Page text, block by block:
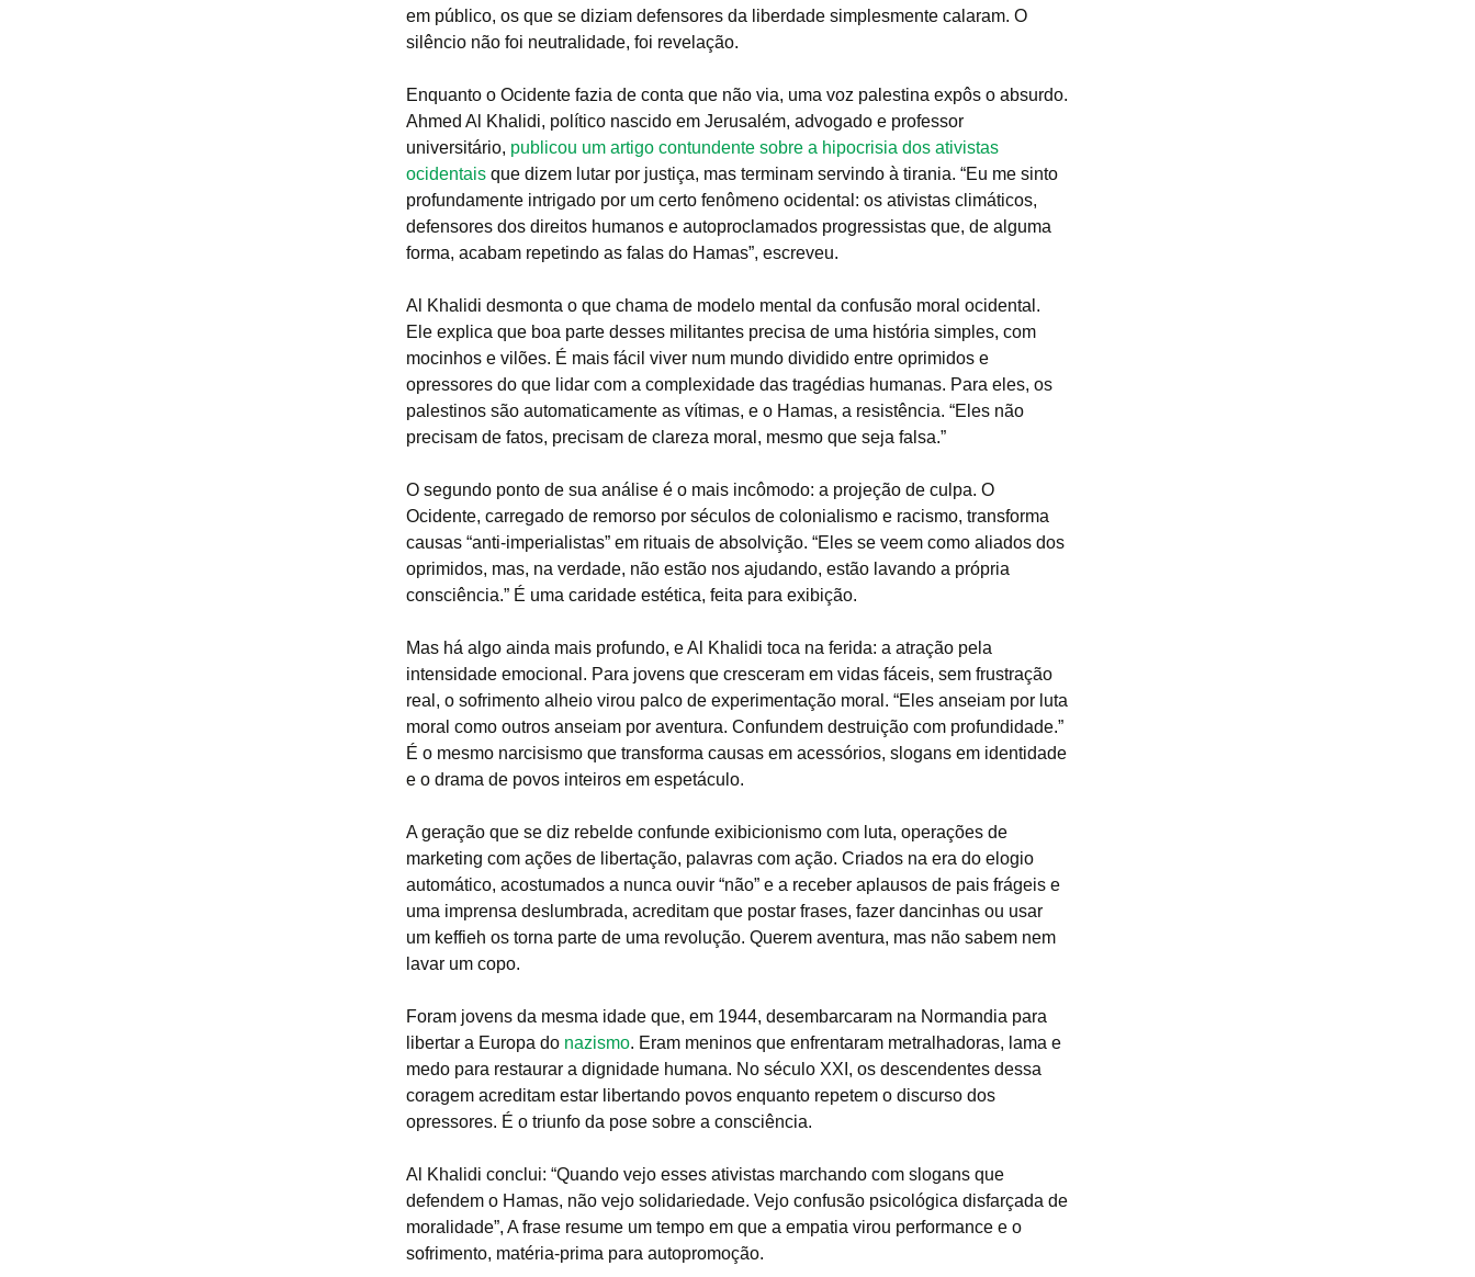
em público, os que se diziam defensores da liberdade simplesmente calaram. O
silêncio não foi neutralidade, foi revelação.
Enquanto o Ocidente fazia de conta que não via, uma voz palestina expôs o absurdo.
Ahmed Al Khalidi, político nascido em Jerusalém, advogado e professor
universitário, publicou um artigo contundente sobre a hipocrisia dos ativistas
ocidentais que dizem lutar por justiça, mas terminam servindo à tirania. “Eu me sinto
profundamente intrigado por um certo fenômeno ocidental: os ativistas climáticos,
defensores dos direitos humanos e autoproclamados progressistas que, de alguma
forma, acabam repetindo as falas do Hamas”, escreveu.
Al Khalidi desmonta o que chama de modelo mental da confusão moral ocidental.
Ele explica que boa parte desses militantes precisa de uma história simples, com
mocinhos e vilões. É mais fácil viver num mundo dividido entre oprimidos e
opressores do que lidar com a complexidade das tragédias humanas. Para eles, os
palestinos são automaticamente as vítimas, e o Hamas, a resistência. “Eles não
precisam de fatos, precisam de clareza moral, mesmo que seja falsa.”
O segundo ponto de sua análise é o mais incômodo: a projeção de culpa. O
Ocidente, carregado de remorso por séculos de colonialismo e racismo, transforma
causas “anti-imperialistas” em rituais de absolvição. “Eles se veem como aliados dos
oprimidos, mas, na verdade, não estão nos ajudando, estão lavando a própria
consciência.” É uma caridade estética, feita para exibição.
Mas há algo ainda mais profundo, e Al Khalidi toca na ferida: a atração pela
intensidade emocional. Para jovens que cresceram em vidas fáceis, sem frustração
real, o sofrimento alheio virou palco de experimentação moral. “Eles anseiam por luta
moral como outros anseiam por aventura. Confundem destruição com profundidade.”
É o mesmo narcisismo que transforma causas em acessórios, slogans em identidade
e o drama de povos inteiros em espetáculo.
A geração que se diz rebelde confunde exibicionismo com luta, operações de
marketing com ações de libertação, palavras com ação. Criados na era do elogio
automático, acostumados a nunca ouvir “não” e a receber aplausos de pais frágeis e
uma imprensa deslumbrada, acreditam que postar frases, fazer dancinhas ou usar
um keffieh os torna parte de uma revolução. Querem aventura, mas não sabem nem
lavar um copo.
Foram jovens da mesma idade que, em 1944, desembarcaram na Normandia para
libertar a Europa do nazismo. Eram meninos que enfrentaram metralhadoras, lama e
medo para restaurar a dignidade humana. No século XXI, os descendentes dessa
coragem acreditam estar libertando povos enquanto repetem o discurso dos
opressores. É o triunfo da pose sobre a consciência.
Al Khalidi conclui: “Quando vejo esses ativistas marchando com slogans que
defendem o Hamas, não vejo solidariedade. Vejo confusão psicológica disfarçada de
moralidade”, A frase resume um tempo em que a empatia virou performance e o
sofrimento, matéria-prima para autopromoção.